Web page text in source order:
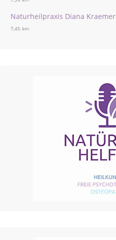
Naturheilpraxis Diana Kraemer
7,45 km